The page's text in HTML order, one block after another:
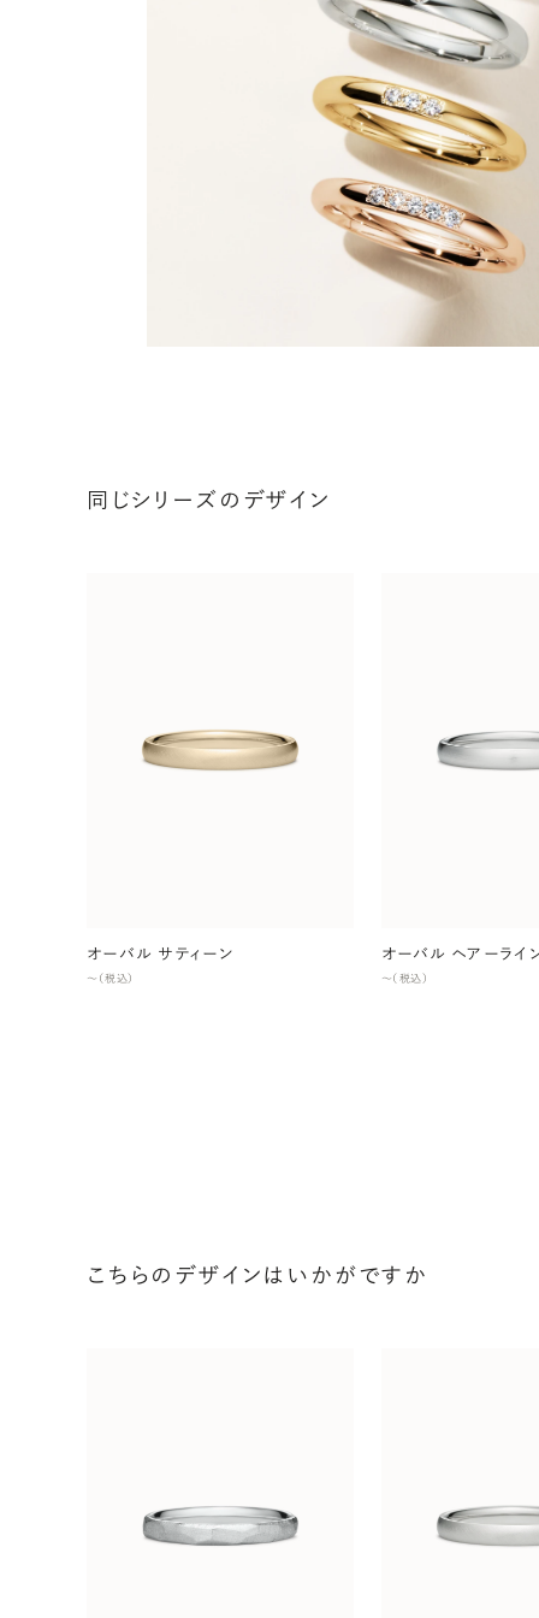
同じシリーズのデザイン
オーバル サティーン
〜（税込）
オーバル ヘアーライ
〜（税込）
こちらのデザインはいかがですか